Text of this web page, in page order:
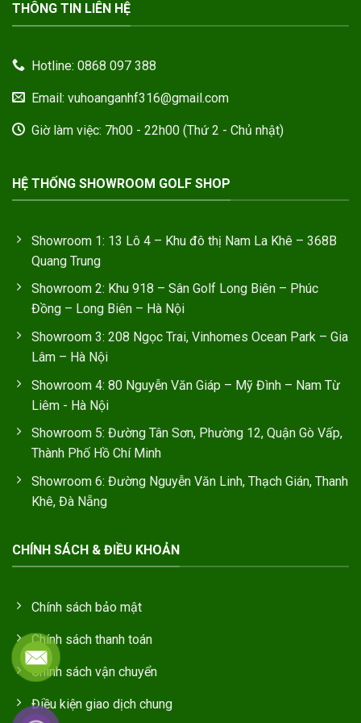
THÔNG TIN LIÊN HỆ
Hotline: 0868 097 388
Email: vuhoanganhf316@gmail.com
Giờ làm việc: 7h00 - 22h00 (Thứ 2 - Chủ nhật)
HỆ THỐNG SHOWROOM GOLF SHOP
Showroom 1: 13 Lô 4 – Khu đô thị Nam La Khê – 368B
Quang Trung
Showroom 2: Khu 918 – Sân Golf Long Biên – Phúc
Đồng – Long Biên – Hà Nội
Showroom 3: 208 Ngọc Trai, Vinhomes Ocean Park – Gia
Lâm – Hà Nội
Showroom 4: 80 Nguyễn Văn Giáp – Mỹ Đình – Nam Từ
Liêm - Hà Nội
Showroom 5: Đường Tân Sơn, Phường 12, Quận Gò Vấp,
Thành Phố Hồ Chí Minh
Showroom 6: Đường Nguyễn Văn Linh, Thạch Gián, Thanh
Khê, Đà Nẵng
CHÍNH SÁCH & ĐIỀU KHOẢN
Chính sách bảo mật
Chính sách thanh toán
Chính sách vận chuyển
Điều kiện giao dịch chung